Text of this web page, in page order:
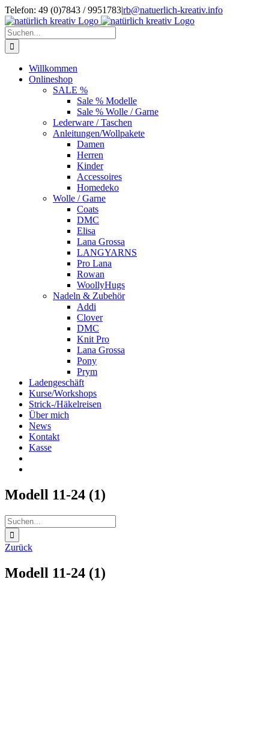
Zum
Inhalt
springen
Telefon: 49 (0)7843 / 9951783|rb@natuerlich-kreativ.info
Suche
nach:
Willkommen
Onlineshop
SALE %
Sale % Modelle
Sale % Wolle / Garne
Lederware / Taschen
Anleitungen/Wollpakete
Damen
Herren
Kinder
Accessoires
Homedeko
Wolle / Garne
Coats
DMC
Elisa
Lana Grossa
LANGYARNS
Pro Lana
Rowan
WoollyHugs
Nadeln & Zubehör
Addi
Clover
DMC
Knit Pro
Lana Grossa
Pony
Prym
Ladengeschäft
Kurse/Workshops
Strick-/Häkelreisen
Über mich
News
Kontakt
Kasse
Modell 11-24 (1)
Suche
nach:
Zurück
Modell 11-24 (1)